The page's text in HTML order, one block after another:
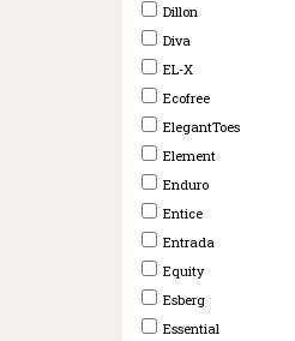
Dillon
Diva
EL-X
Ecofree
ElegantToes
Element
Enduro
Entice
Entrada
Equity
Esberg
Essential